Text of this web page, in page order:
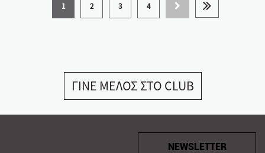
1 2 3 4
ΓΙΝΕ ΜΕΛΟΣ ΣΤΟ CLUB
NEWSLETTER